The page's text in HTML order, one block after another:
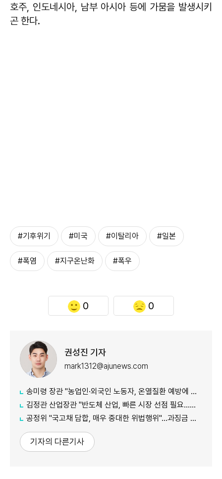
호주, 인도네시아, 남부 아시아 등에 가뭄을 발생시키
곤 한다.
#기후위기 #미국 #이탈리아 #일본
#폭염 #지구온난화 #폭우
0 0
권성진 기자
mark1312@ajunews.com
송미령 장관 "농업인·외국인 노동자, 온열질환 예방에 가용자원 총동원"
김정관 산업장관 "반도체 산업, 빠른 시장 선점 필요…주52시간제 손봐야"
공정위 "국고채 담합, 매우 중대한 위법행위"...과징금 최대 15조원 전망
기자의 다른기사